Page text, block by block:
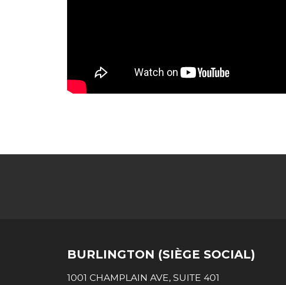
BURLINGTON (SIÈGE SOCIAL)
1001 CHAMPLAIN AVE, SUITE 401